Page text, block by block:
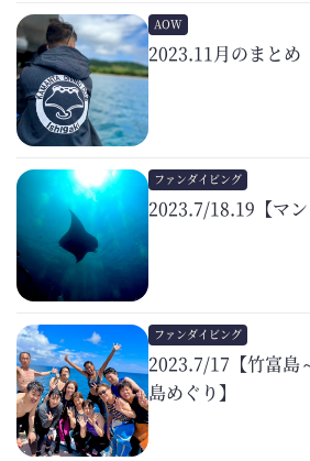
AOW
2023.11月のまとめ
ファンダイビング
2023.7/18.19【マ
ファンダイビング
2023.7/17【竹富島
島めぐり】